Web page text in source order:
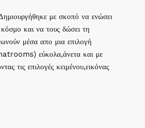
με σκοπό να ενώσει
και να τους δώσει τη
μέσα απο μια επιλογή
εύκολα,άνετα και με
τις επιλογές κειμένου,εικόνας